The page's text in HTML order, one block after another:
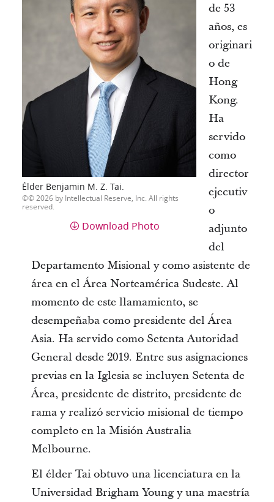
Élder Benjamin M. Z. Tai.
© 2026 by Intellectual Reserve, Inc. All rights
reserved.
Download Photo
de 53
años, es
originari
o de
Hong
Kong.
Ha
servido
como
director
ejecutiv
o
adjunto
del
Departamento Misional y como asistente de
área en el Área Norteamérica Sudeste. Al
momento de este llamamiento, se
desempeñaba como presidente del Área
Asia. Ha servido como Setenta Autoridad
General desde 2019. Entre sus asignaciones
previas en la Iglesia se incluyen Setenta de
Área, presidente de distrito, presidente de
rama y realizó servicio misional de tiempo
completo en la Misión Australia
Melbourne.
El élder Tai obtuvo una licenciatura en la
Universidad Brigham Young y una maestría